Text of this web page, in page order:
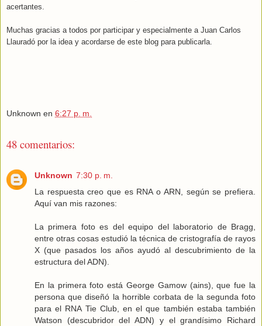
acertantes.
Muchas gracias a todos por participar y especialmente a Juan Carlos
Llauradó por la idea y acordarse de este blog para publicarla.
Unknown en 6:27 p. m.
48 comentarios:
Unknown 7:30 p. m.
La respuesta creo que es RNA o ARN, según se prefiera.
Aquí van mis razones:
La primera foto es del equipo del laboratorio de Bragg,
entre otras cosas estudió la técnica de cristografía de rayos
X (que pasados los años ayudó al descubrimiento de la
estructura del ADN).
En la primera foto está George Gamow (ains), que fue la
persona que diseñó la horrible corbata de la segunda foto
para el RNA Tie Club, en el que también estaba también
Watson (descubridor del ADN) y el grandísimo Richard